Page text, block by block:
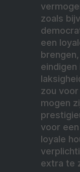
zoals
een
brengen,
eindigen
zou
mogen
voor
loyale
extra te